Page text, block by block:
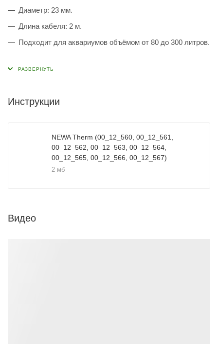
Диаметр: 23 мм.
Длина кабеля: 2 м.
Подходит для аквариумов объёмом от 80 до 300 литров.
Инструкции
NEWA Therm (00_12_560, 00_12_561,
00_12_562, 00_12_563, 00_12_564,
00_12_565, 00_12_566, 00_12_567)
2 мб
Видео